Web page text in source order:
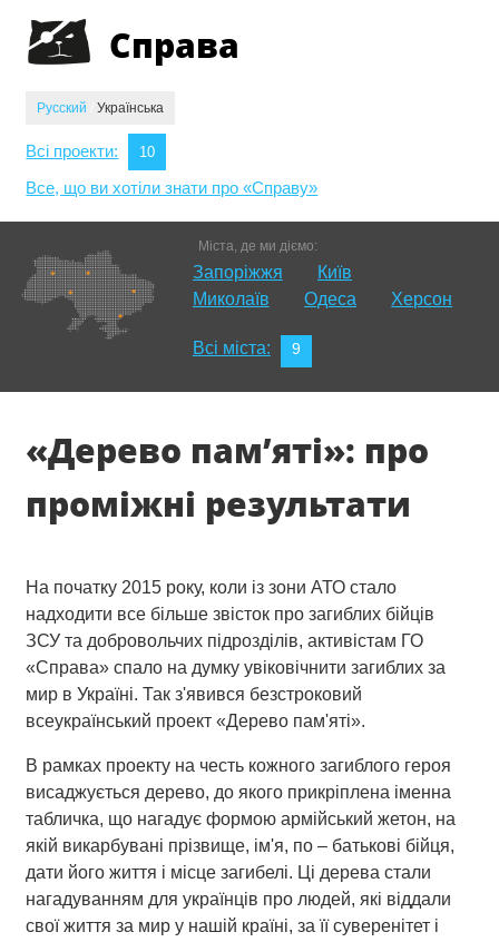
Справа
Русский Українська
Всі проекти: 10
Все, що ви хотіли знати про «Справу»
Міста, де ми діємо:
Запоріжжя
Київ
Миколаїв
Одеса Херсон
Всі міста: 9
«Дерево пам’яті»: про
проміжні результати
На початку 2015 року, коли із зони АТО стало
надходити все більше звісток про загиблих бійців
ЗСУ та добровольчих підрозділів, активістам ГО
«Справа» спало на думку увіковічнити загиблих за
мир в Україні. Так з'явився безстроковий
всеукраїнський проект «Дерево пам'яті».
В рамках проекту на честь кожного загиблого героя
висаджується дерево, до якого прикріплена іменна
табличка, що нагадує формою армійський жетон, на
якій викарбувані прізвище, ім'я, по – батькові бійця,
дати його життя і місце загибелі. Ці дерева стали
нагадуванням для українців про людей, які віддали
свої життя за мир у нашій країні, за її суверенітет і